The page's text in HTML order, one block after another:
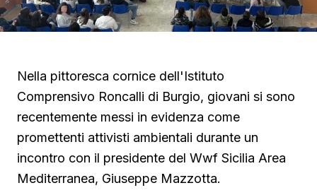
Nella pittoresca cornice dell'Istituto
Comprensivo Roncalli di Burgio, giovani si sono
recentemente messi in evidenza come
promettenti attivisti ambientali durante un
incontro con il presidente del Wwf Sicilia Area
Mediterranea, Giuseppe Mazzotta.